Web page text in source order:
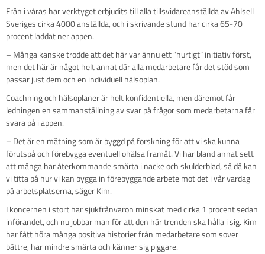
Från i våras har verktyget erbjudits till alla tillsvidareanställda av Ahlsell
Sveriges cirka 4000 anställda, och i skrivande stund har cirka 65-70
procent laddat ner appen.
– Många kanske trodde att det här var ännu ett ”hurtigt” initiativ först,
men det här är något helt annat där alla medarbetare får det stöd som
passar just dem och en individuell hälsoplan.
Coachning och hälsoplaner är helt konfidentiella, men däremot får
ledningen en sammanställning av svar på frågor som medarbetarna får
svara på i appen.
– Det är en mätning som är byggd på forskning för att vi ska kunna
förutspå och förebygga eventuell ohälsa framåt. Vi har bland annat sett
att många har återkommande smärta i nacke och skulderblad, så då kan
vi titta på hur vi kan bygga in förebyggande arbete mot det i vår vardag
på arbetsplatserna, säger Kim.
I koncernen i stort har sjukfrånvaron minskat med cirka 1 procent sedan
införandet, och nu jobbar man för att den här trenden ska hålla i sig. Kim
har fått höra många positiva historier från medarbetare som sover
bättre, har mindre smärta och känner sig piggare.